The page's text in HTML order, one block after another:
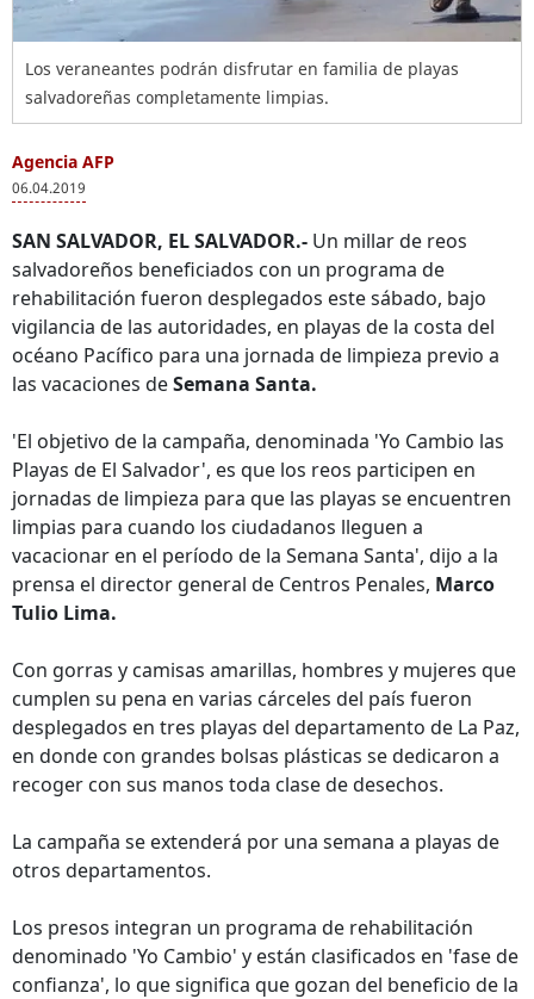
Los veraneantes podrán disfrutar en familia de playas
salvadoreñas completamente limpias.
Agencia AFP
06.04.2019
SAN SALVADOR, EL SALVADOR.- Un millar de reos
salvadoreños beneficiados con un programa de
rehabilitación fueron desplegados este sábado, bajo
vigilancia de las autoridades, en playas de la costa del
océano Pacífico para una jornada de limpieza previo a
las vacaciones deSemana Santa.
'El objetivo de la campaña, denominada 'Yo Cambio las
Playas de El Salvador', es que los reos participen en
jornadas de limpieza para que las playas se encuentren
limpias para cuando los ciudadanos lleguen a
vacacionar en el período de la Semana Santa', dijo a la
prensa el director general de Centros Penales, Marco
Tulio Lima.
Con gorras y camisas amarillas, hombres y mujeres que
cumplen su pena en varias cárceles del país fueron
desplegados en tres playas del departamento de La Paz,
en donde con grandes bolsas plásticas se dedicaron a
recoger con sus manos toda clase de desechos.
La campaña se extenderá por una semana a playas de
otros departamentos.
Los presos integran un programa de rehabilitación
denominado 'Yo Cambio' y están clasificados en 'fase de
confianza', lo que significa que gozan del beneficio de la